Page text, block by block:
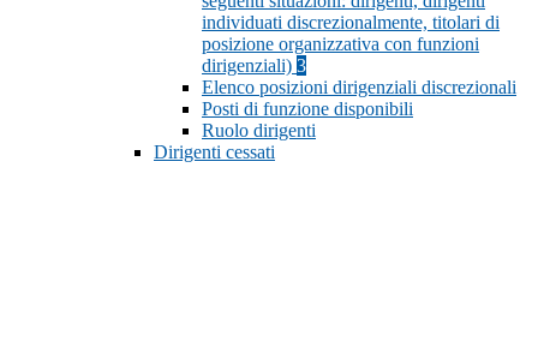
individuati discrezionalmente, titolari di
posizione organizzativa con funzioni
dirigenziali) 3
Elenco posizioni dirigenziali discrezionali
Posti di funzione disponibili
Ruolo dirigenti
Dirigenti cessati